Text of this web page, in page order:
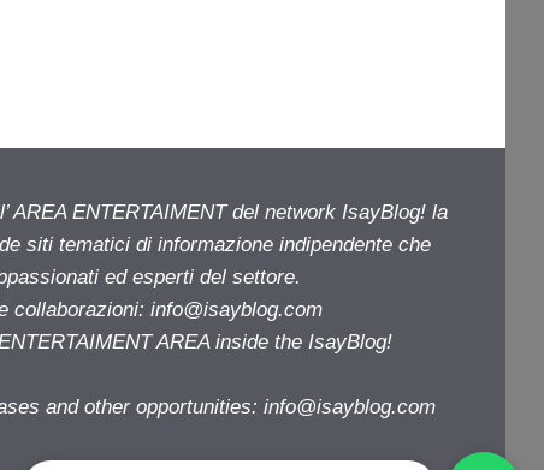
AREA ENTERTAIMENT del network IsayBlog! la
siti tematici di informazione indipendente che
ed esperti del settore.
collaborazioni: info@isayblog.com
AREA inside the IsayBlog!
and other opportunities: info@isayblog.com